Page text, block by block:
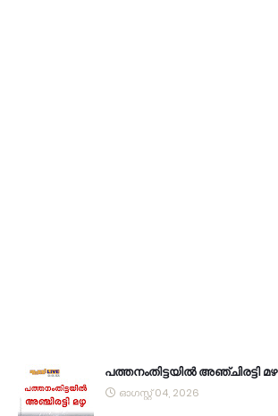
പത്തനംതിട്ടയിൽ അഞ്ചിരട്ടി മഴ
ഓഗസ്റ്റ് 04, 2026